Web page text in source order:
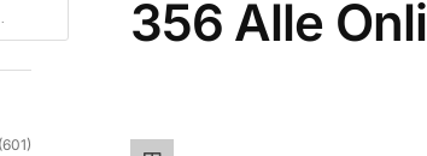
356 Alle
(601)